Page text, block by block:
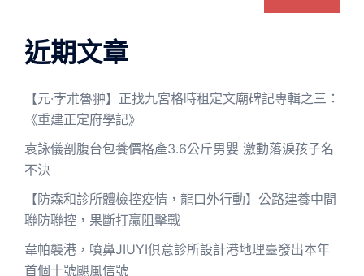
近期文章
【元·孛朮魯翀】正找九宮格時租定文廟碑記專輯之三：
《重建正定府學記》
袁詠儀剖腹台包養價格產3.6公斤男嬰 激動落淚孩子名
不決
【防森和診所體檢控疫情，龍口外行動】公路建養中間
聯防聯控，果斷打贏阻擊戰
韋帕襲港，噴鼻JIUYI俱意診所設計港地理臺發出本年
首個十號颶風信號